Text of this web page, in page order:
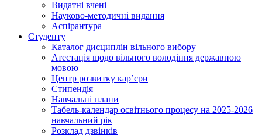
Видатні вчені
Науково-методичні видання
Аспірантура
Студенту
Каталог дисциплін вільного вибору
Атестація щодо вільного володіння державною
мовою
Центр розвитку кар’єри
Стипендія
Навчальні плани
Табель-календар освітнього процесу на 2025-2026
навчальний рік
Розклад дзвінків